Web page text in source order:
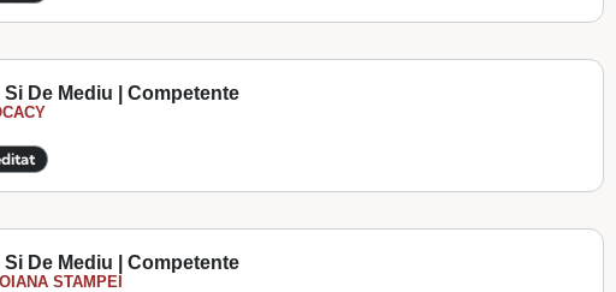
De Mediu | Competente
De Mediu | Competente
STAMPEI